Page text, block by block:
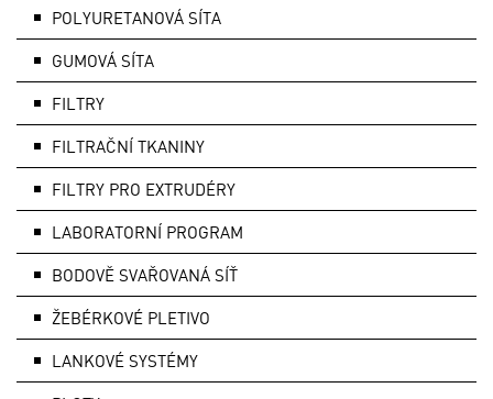
POLYURETANOVÁ SÍTA
GUMOVÁ SÍTA
FILTRY
FILTRAČNÍ TKANINY
FILTRY PRO EXTRUDÉRY
LABORATORNÍ PROGRAM
BODOVĚ SVAŘOVANÁ SÍŤ
ŽEBÉRKOVÉ PLETIVO
LANKOVÉ SYSTÉMY